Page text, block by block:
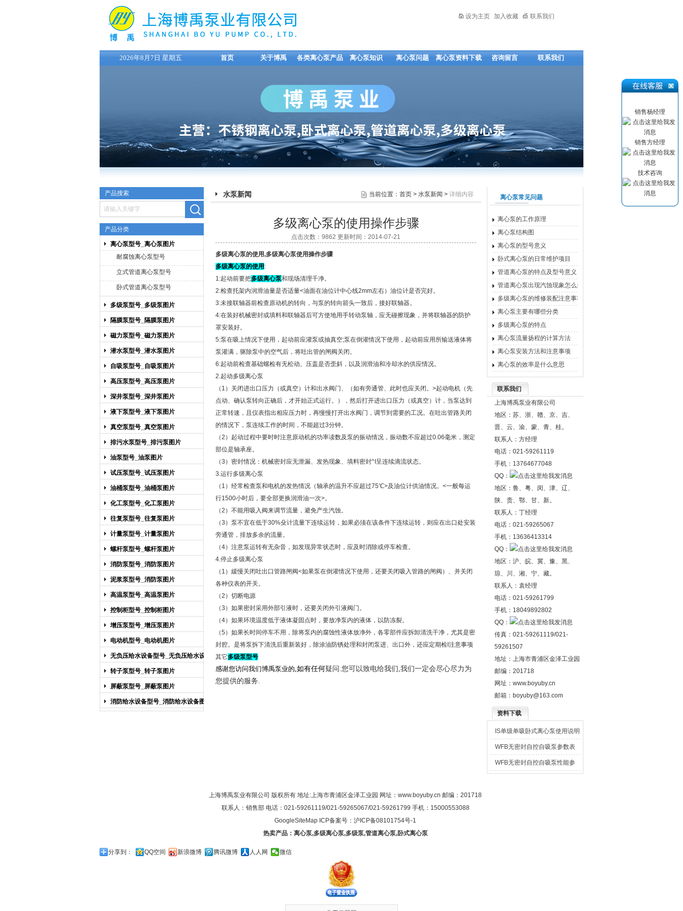
上海博禹泵业有限公司
设为主页 加入收藏 联系我们
2026年8月7日 星期五 首页 关于博禹 各类离心泵产品 离心泵知识 离心泵问题 离心泵资料下载 咨询留言 联系我们
产品搜索
产品分类
离心泵型号_离心泵图片
耐腐蚀离心泵型号
立式管道离心泵型号
卧式管道离心泵型号
多级泵型号_多级泵图片
隔膜泵型号_隔膜泵图片
磁力泵型号_磁力泵图片
潜水泵型号_潜水泵图片
自吸泵型号_自吸泵图片
高压泵型号_高压泵图片
深井泵型号_深井泵图片
液下泵型号_液下泵图片
真空泵型号_真空泵图片
排污水泵型号_排污泵图片
油泵型号_油泵图片
试压泵型号_试压泵图片
油桶泵型号_油桶泵图片
化工泵型号_化工泵图片
往复泵型号_往复泵图片
计量泵型号_计量泵图片
螺杆泵型号_螺杆泵图片
消防泵型号_消防泵图片
泥浆泵型号_消防泵图片
高温泵型号_高温泵图片
控制柜型号_控制柜图片
增压泵型号_增压泵图片
电动机型号_电动机图片
无负压给水设备型号_无负压给水设备
图片
转子泵型号_转子泵图片
屏蔽泵型号_屏蔽泵图片
消防给水设备型号_消防给水设备图片
水泵新闻 当前位置： 首页 > 水泵新闻 > 详细内容
多级离心泵的使用操作步骤
点击次数：9862 更新时间：2014-07-21
多级离心泵的使用,多级离心泵使用操作步骤
多级离心泵的使用 :
1:起动前要把多级离心泵和现场清理千净。
2:检查托架内润滑油量是否适量<油面在油位计中心线2mm左右）油位计是否完好。
3:未接联轴器前检查原动机的转向，与泵的转向箭头一致后，接好联轴器。
4:在装好机械密封或填料和联轴器后可方使地用手转动泵轴，应无碰擦现象，并将联轴器的防护
罩安装好。
5:泵在吸上情况下使用，起动前应灌泵或抽真空;泵在倒灌情况下使用，起动前应用所输送液体将
泵灌满，驱除泵中的空气后，将吐出管的闸阀关闭。
6:起动前检查基础螺检有无松动。压盖是否歪斜，以及润滑油和冷却水的供应情况。
2.起动多级离心泵
（1）关闭进出口压力（或真空）计和出水阀门、（如有旁通管、此时也应关闭。>起动电机（先
点动、确认泵转向正确后，才开始正式运行。），然后打开进出口压力（或真空）计，当泵达到
正常转速，且仪表指出相应压力时，再慢慢打开出水阀门，调节到需要的工况。在吐出管路关闭
的情况下，泵连续工作的时间，不能超过3分钟。
（2）起动过程中要时时注意原动机的功率读数及泵的振动情况，振动数不应超过0.06毫米，测定
部位是轴承座。
（3）密封情况：机械密封应无泄漏、发热现象、填料密封^I呈连续滴流状态。
3.运行多级离心泵
（1）经常检查泵和电机的发热情况（轴承的温升不应超过75℃>及油位计供油情况。<一般每运
行1500小时后，要全部更换润滑油一次>。
（2）不能用吸入阀来调节流量，避免产生汽蚀。
（3）泵不宜在低于30%殳计流量下连续运转，如果必须在该条件下连续运转，则应在出口处安装
旁通管，排放多余的流量。
（4）注意泵运转有无杂音，如发现异常状态时，应及时消除或停车检查。
4.停止多级离心泵
（1）緩慢关闭吐出口管路闸阀<如果泵在倒灌情况下使用，还要关闭吸入管路的闸阀）、并关闭
各种仪表的开关。
（2）切断电源
（3）如果密封采用外部引液时，还要关闭外引液阀门。
（4）如果环境温度低于液体凝固点时，要放净泵内的液体，以防冻裂。
（5）如果长时间停车不用，除将泵内的腐蚀性液体放净外，各零部件应拆卸清洗干净，尤其是密
封腔。是将泵拆下清洗后重新装好，除涂油防锈处理和封闭泵进、出口外，还应定期检I注意事项
其它多级泵型号
感谢您访问我们博禹泵业的,如有任何疑问.您可以致电给我们,我们一定会尽心尽力为
您提供的服务.
离心泵常见问题
离心泵的工作原理
离心泵结构图
离心泵的型号意义
卧式离心泵的日常维护项目
管道离心泵的特点及型号意义
管道离心泵出现汽蚀现象怎么办
多级离心泵的维修装配注意事项
离心泵主要有哪些分类
多级离心泵的特点
离心泵流量扬程的计算方法
离心泵安装方法和注意事项
离心泵的效率是什么意思
联系我们
上海博禹泵业有限公司
地区：苏、浙、赣、京、吉、
晋、云、渝、蒙、青、桂。
联系人：方经理
电话：021-59261119
手机：13764677048
QQ：
地区：鲁、粤、闵、津、辽、
陕、贵、鄂、甘、新。
联系人：丁经理
电话：021-59265067
手机：13636413314
QQ：
地区：沪、皖、冀、豫、黑、
琼、川、湘、宁、藏。
联系人：袁经理
电话：021-59261799
手机：18049892802
QQ：
传真：021-59261119/021-
59261507
地址：上海市青浦区金泽工业园
邮编：201718
网址： www.boyuby.cn
邮箱： boyuby@163.com
资料下载
IS单级单吸卧式离心泵使用说明
书
WFB无密封自控自吸泵参数表
WFB无密封自控自吸泵性能参
上海博禹泵业有限公司 版权所有 地址:上海市青浦区金泽工业园 网址： www.boyuby.cn 邮编：201718
联系人：销售部 电话：021-59261119/021-59265067/021-59261799 手机：15000553088
GoogleSiteMap ICP备案号： 沪ICP备08101754号-1
热卖产品： 离心泵,多级离心泵,多级泵,管道离心泵,卧式离心泵
分享到： QQ空间 新浪微博 腾讯微博 人人网 微信
销售杨经理
销售方经理
技术咨询